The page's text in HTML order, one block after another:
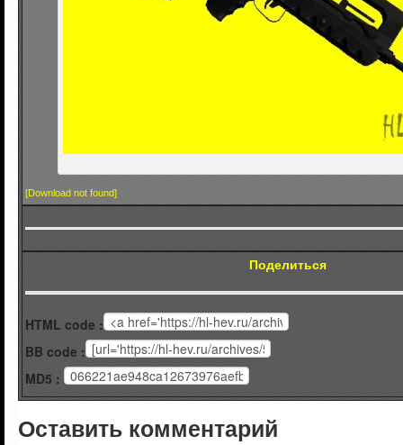
[Download not found]
Поделиться
HTML code :
BB code :
MD5 :
Оставить комментарий